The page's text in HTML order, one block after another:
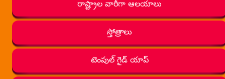
రాష్ట్రాల వారీగా ఆలయాలు
స్తోత్రాలు
టెంపుల్ గైడ్ యాప్